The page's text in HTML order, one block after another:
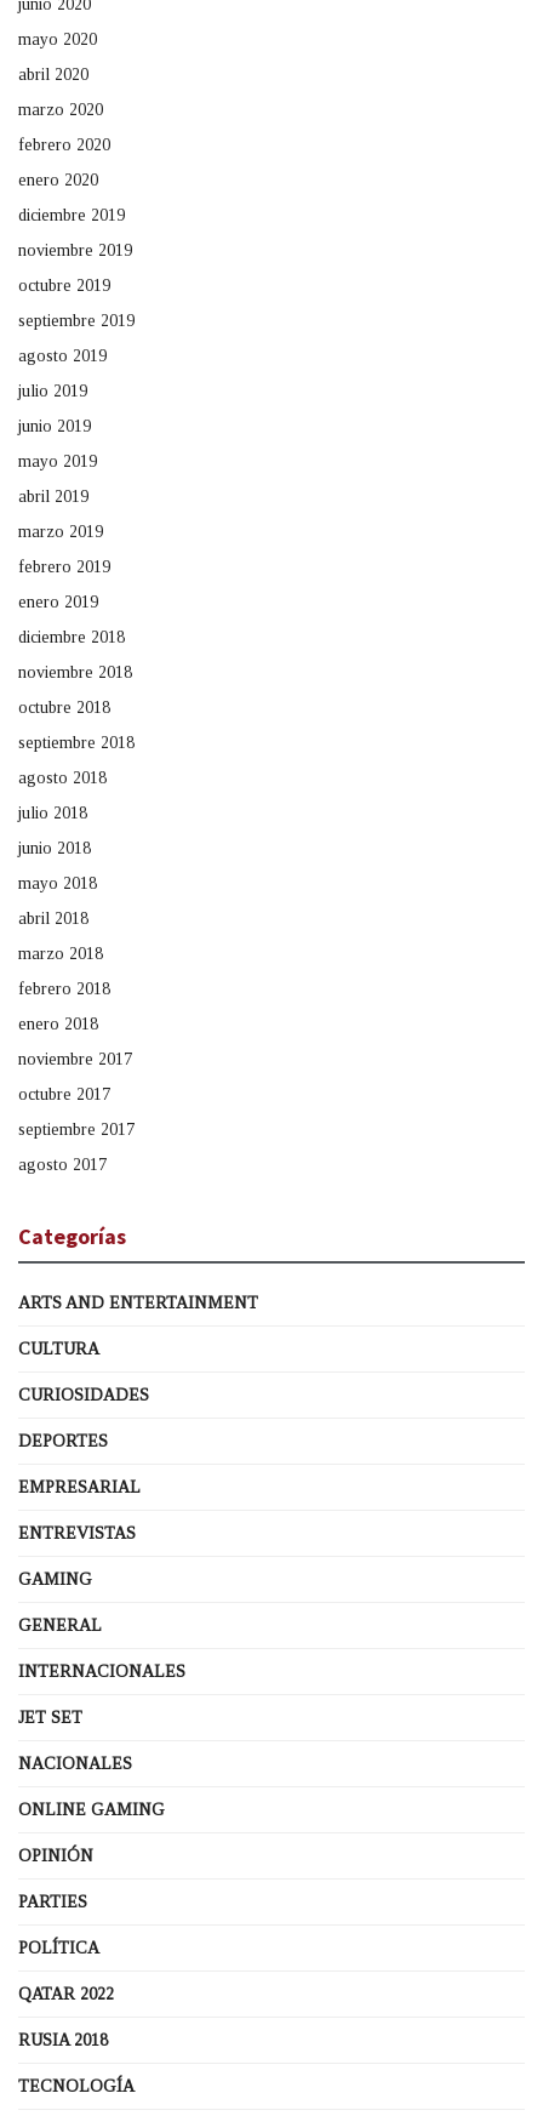
junio 2020
mayo 2020
abril 2020
marzo 2020
febrero 2020
enero 2020
diciembre 2019
noviembre 2019
octubre 2019
septiembre 2019
agosto 2019
julio 2019
junio 2019
mayo 2019
abril 2019
marzo 2019
febrero 2019
enero 2019
diciembre 2018
noviembre 2018
octubre 2018
septiembre 2018
agosto 2018
julio 2018
junio 2018
mayo 2018
abril 2018
marzo 2018
febrero 2018
enero 2018
noviembre 2017
octubre 2017
septiembre 2017
agosto 2017
Categorías
ARTS AND ENTERTAINMENT
CULTURA
CURIOSIDADES
DEPORTES
EMPRESARIAL
ENTREVISTAS
GAMING
GENERAL
INTERNACIONALES
JET SET
NACIONALES
ONLINE GAMING
OPINIÓN
PARTIES
POLÍTICA
QATAR 2022
RUSIA 2018
TECNOLOGÍA